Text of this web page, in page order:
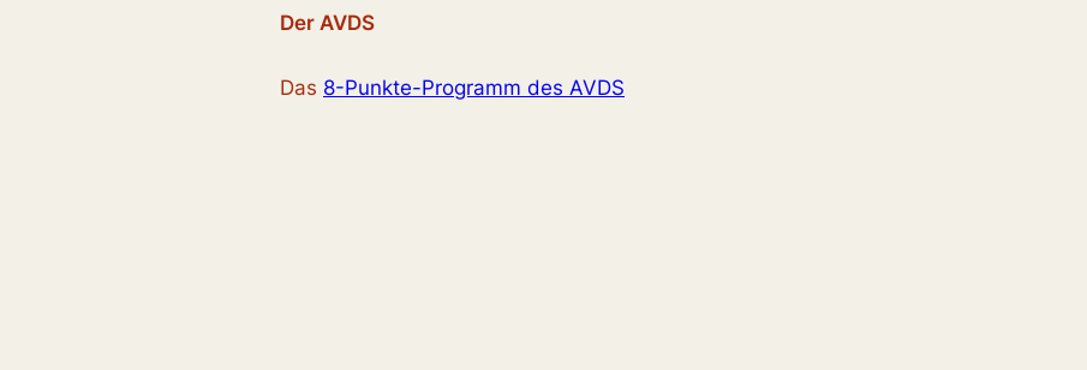
Der AVDS
Das 8-Punkte-Programm des AVDS